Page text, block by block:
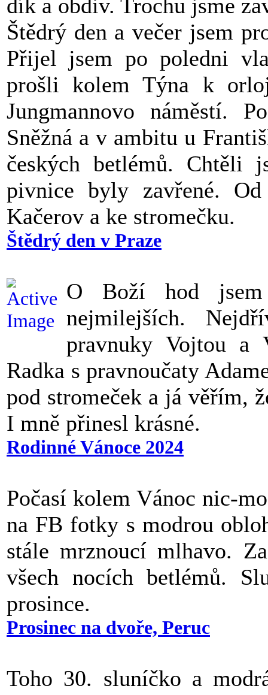
dík a obdiv. Trochu jsme
Štědrý den a večer jsem
Přijel jsem po poledni
prošli kolem Týna k
Jungmannovo náměstí.
Sněžná a v ambitu u
českých betlémů. Chtěli
pivnice byly zavřené.
Kačerov a ke stromečku.
Štědrý den v Praze
O Boží hod
nejmilejších.
pravnuky Vojtou a
Radka s pravnoučaty
pod stromeček a já věřím,
I mně přinesl krásné.
Rodinné Vánoce 2024
Počasí kolem Vánoc nic-
na FB fotky s modrou
stále mrznoucí mlhavo.
všech nocích betlémů.
prosince.
Prosinec na dvoře, Peruc
Toho 30. sluníčko a